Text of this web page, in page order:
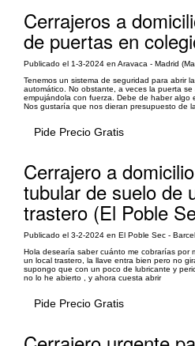
Cerrajeros a
de puertas en
Publicado el 1-3-2024 en Aravaca - Madrid
Tenemos un sistema de seguridad para abrir
automático. No obstante, a veces la puerta
empujándola con fuerza. Debe de haber algo
Nos gustaría que nos dieran presupuesto de
Pide Precio Gratis
Cerrajero a
tubular de suelo de
trastero (El Poble
Publicado el 3-2-2024 en El Poble Sec -
Hola desearía saber cuánto me cobrarías por
un local trastero, la llave entra bien pero no
supongo que con un poco de lubricante y
no lo he abierto , y ahora cuesta abrir
Pide Precio Gratis